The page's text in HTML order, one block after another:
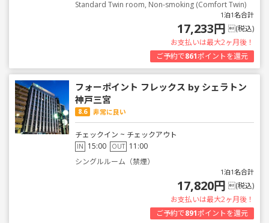
Standard Twin room, Non-smoking (Comfort Twin)
1泊1名合計
17,233円 (税込)
お支払いは最大2ヶ月後！
ご予約で861ポイントを還元
フォーポイント フレックス by シェラトン
神戸三宮
8.6 非常に良い
チェックイン ~ チェックアウト
IN 15:00 OUT 11:00
シングルルーム（禁煙）
1泊1名合計
17,820円 (税込)
お支払いは最大2ヶ月後！
ご予約で891ポイントを還元